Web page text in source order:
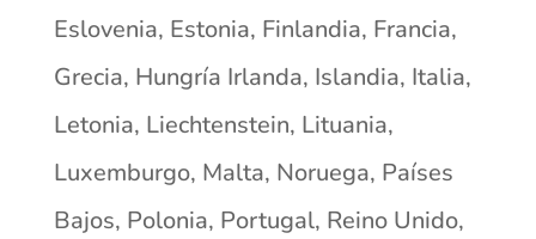
Eslovenia, Estonia, Finlandia, Francia,
Grecia, Hungría Irlanda, Islandia, Italia,
Letonia, Liechtenstein, Lituania,
Luxemburgo, Malta, Noruega, Países
Bajos, Polonia, Portugal, Reino Unido,